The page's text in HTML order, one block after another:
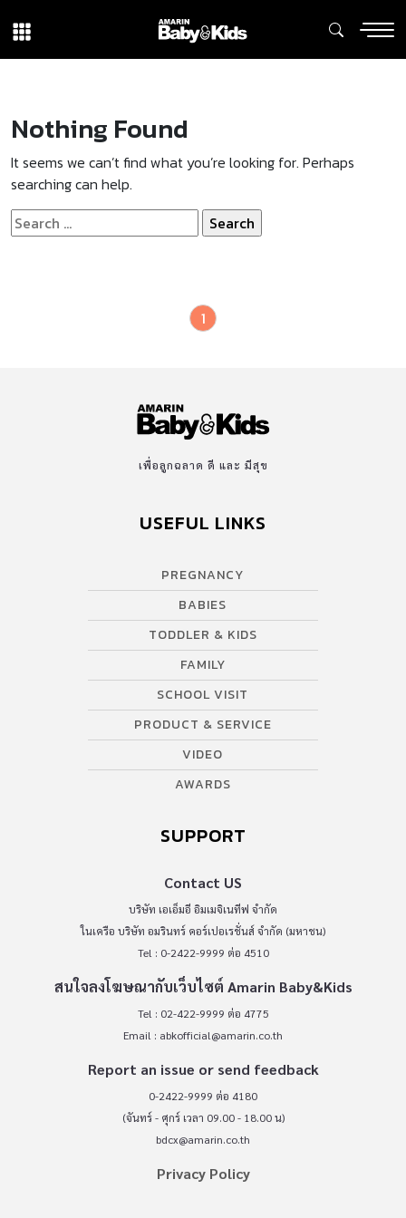
Nothing Found
It seems we can’t find what you’re looking for. Perhaps
searching can help.
Search
for:
1
เพื่อลูกฉลาด ดี และ มีสุข
USEFUL LINKS
PREGNANCY
BABIES
TODDLER & KIDS
FAMILY
SCHOOL VISIT
PRODUCT & SERVICE
VIDEO
AWARDS
SUPPORT
Contact US
บริษัท เอเอ็มอี อิมเมจิเนทีฟ จำกัด
ในเครือ บริษัท อมรินทร์ คอร์เปอเรชั่นส์ จำกัด (มหาชน)
Tel : 0-2422-9999 ต่อ 4510
สนใจลงโฆษณากับเว็บไซต์ Amarin Baby&Kids
Tel : 02-422-9999 ต่อ 4775
Email : abkofficial@amarin.co.th
Report an issue or send feedback
0-2422-9999 ต่อ 4180
(จันทร์ - ศุกร์ เวลา 09.00 - 18.00 น)
bdcx@amarin.co.th
Privacy Policy